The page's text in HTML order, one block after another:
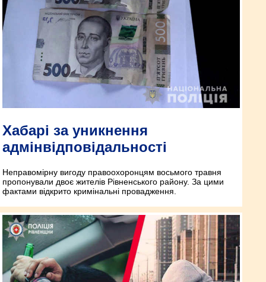
Хабарі за уникнення
адмінвідповідальності
Неправомірну вигоду правоохоронцям восьмого травня
пропонували двоє жителів Рівненського району. За цими
фактами відкрито кримінальні провадження.